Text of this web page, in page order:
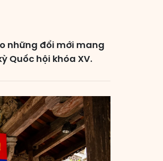
những đổi mới mang
Quốc hội khóa XV.